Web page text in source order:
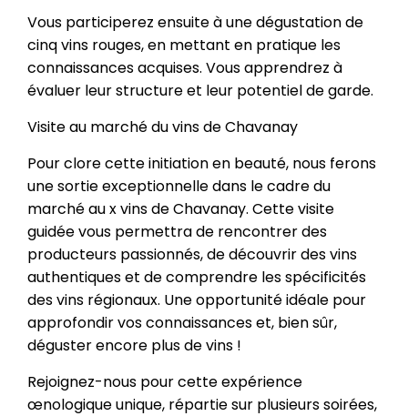
Vous participerez ensuite à une dégustation de
cinq vins rouges, en mettant en pratique les
connaissances acquises. Vous apprendrez à
évaluer leur structure et leur potentiel de garde.
Visite au marché du vins de Chavanay
Pour clore cette initiation en beauté, nous ferons
une sortie exceptionnelle dans le cadre du
marché au x vins de Chavanay. Cette visite
guidée vous permettra de rencontrer des
producteurs passionnés, de découvrir des vins
authentiques et de comprendre les spécificités
des vins régionaux. Une opportunité idéale pour
approfondir vos connaissances et, bien sûr,
déguster encore plus de vins !
Rejoignez-nous pour cette expérience
œnologique unique, répartie sur plusieurs soirées,